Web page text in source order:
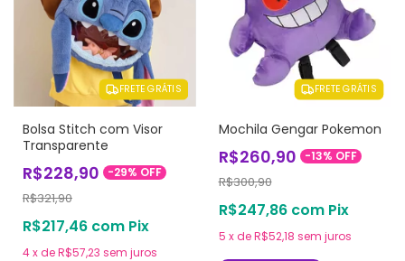
FRETE GRÁTIS
Bolsa Stitch com Visor
Transparente
R$228,90 -29% OFF
R$321,90
R$217,46 com Pix
4xdeR$57,23 sem juros
FRETE GRÁTIS
Mochila Gengar Pokemon
R$260,90 -13% OFF
R$300,90
R$247,86 com Pix
5 xdeR$52,18 sem juros